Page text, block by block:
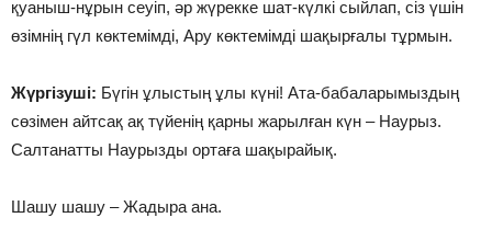
қуаныш-нұрын сеуіп, әр жүрекке шат-күлкі сыйлап, сіз үшін
өзімнің гүл көктемімді, Ару көктемімді шақырғалы тұрмын.
Жүргізуші: Бүгін ұлыстың ұлы күні! Ата-бабаларымыздың
сөзімен айтсақ ақ түйенің қарны жарылған күн – Наурыз.
Салтанатты Наурызды ортаға шақырайық.
Шашу шашу – Жадыра ана.